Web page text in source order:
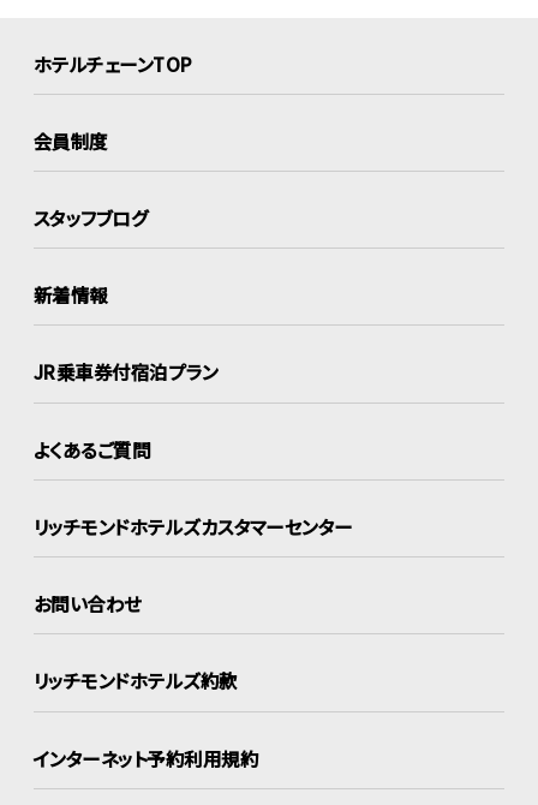
ホテルチェーンTOP
会員制度
スタッフブログ
新着情報
JR乗車券付宿泊プラン
よくあるご質問
リッチモンドホテルズカスタマーセンター
お問い合わせ
リッチモンドホテルズ約款
インターネット予約利用規約